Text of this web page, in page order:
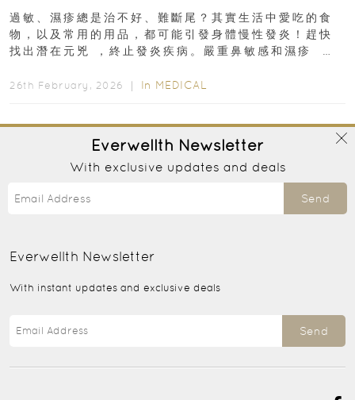
過敏、濕疹總是治不好、難斷尾？其實生活中愛吃的食
物，以及常用的用品，都可能引發身體慢性發炎！趕快
找出潛在元兇 ，終止發炎疾病。嚴重鼻敏感和濕疹 生
26th February, 2026 ｜ In MEDICAL
Everwellth Newsletter
With exclusive updates and deals
Send
Everwellth Newsletter
With instant updates and exclusive deals
Send